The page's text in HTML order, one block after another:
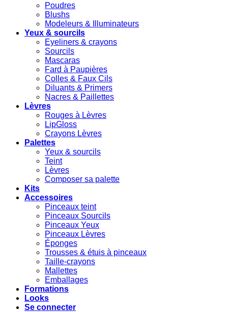
Poudres
Blushs
Modeleurs & Illuminateurs
Yeux & sourcils
Eyeliners & crayons
Sourcils
Mascaras
Fard à Paupières
Colles & Faux Cils
Diluants & Primers
Nacres & Paillettes
Lèvres
Rouges à Lèvres
LipGloss
Crayons Lèvres
Palettes
Yeux & sourcils
Teint
Lèvres
Composer sa palette
Kits
Accessoires
Pinceaux teint
Pinceaux Sourcils
Pinceaux Yeux
Pinceaux Lèvres
Éponges
Trousses & étuis à pinceaux
Taille-crayons
Mallettes
Emballages
Formations
Looks
Se connecter